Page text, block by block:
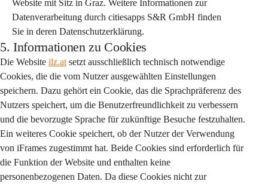
Website mit Sitz in Graz. Weitere Informationen zur
Datenverarbeitung durch citiesapps S&R GmbH finden
Sie in deren Datenschutzerklärung.
5. Informationen zu Cookies
Die Website ilz.at setzt ausschließlich technisch notwendige
Cookies, die die vom Nutzer ausgewählten Einstellungen
speichern. Dazu gehört ein Cookie, das die Sprachpräferenz des
Nutzers speichert, um die Benutzerfreundlichkeit zu verbessern
und die bevorzugte Sprache für zukünftige Besuche festzuhalten.
Ein weiteres Cookie speichert, ob der Nutzer der Verwendung
von iFrames zugestimmt hat. Beide Cookies sind erforderlich für
die Funktion der Website und enthalten keine
personenbezogenen Daten. Da diese Cookies nicht zur